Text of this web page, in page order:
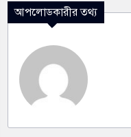
আপলোডকারীর তথ্য